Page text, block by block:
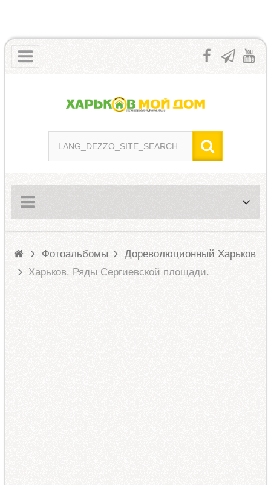
Фотоальбомы
Дореволюционный Харьков
Харьков. Ряды Сергиевской площади.